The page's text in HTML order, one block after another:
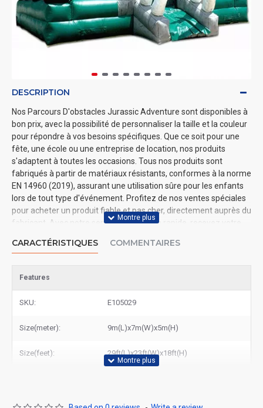
DESCRIPTION
Nos Parcours D'obstacles Jurassic Adventure sont disponibles à
bon prix, avec la possibilité de personnaliser la taille et la couleur
pour répondre à vos besoins spécifiques. Que ce soit pour une
fête, une école ou une entreprise de location, nos produits
s'adaptent à toutes les occasions. Tous nos produits sont
fabriqués à partir de matériaux résistants, conformes à la norme
EN 14960 (2019), assurant une utilisation sûre pour les enfants
lors de tout type d'événement. Profitez de nos ventes spéciales
pour acheter un produit fiable et pas cher, directement auprès du
fabricant. Avec notre service de livraison rapide, recevez votre
notre site pour découvrir tous nos modèles ou contactez-nous
CARACTÉRISTIQUES COMMENTAIRES
Features
SKU: E105029
Size(meter): 9m(L)x7m(W)x5m(H)
Size(feet): 29ft(L)x23ft(W)x18ft(H)